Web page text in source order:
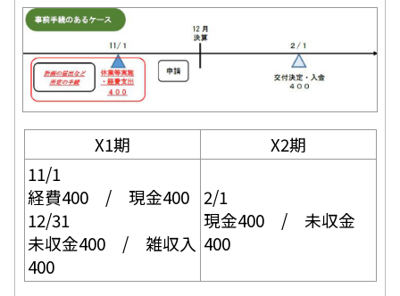
X1期
X2期
11/1
経費400 / 現金400
12/31
未収金400 / 雑収入
400
2/1
現金400 / 未収金
400